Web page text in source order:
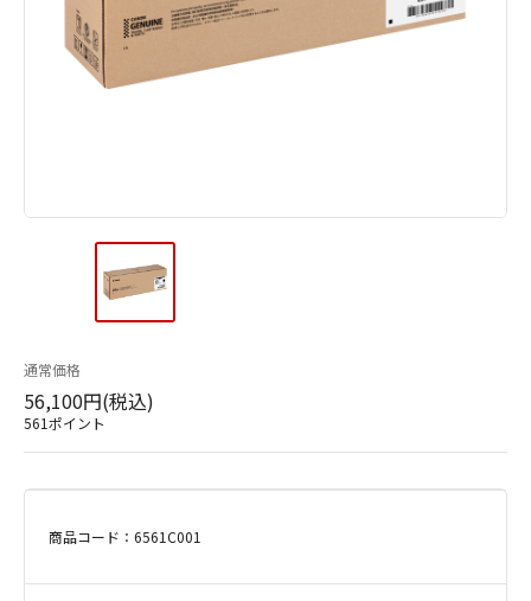
通常価格
56,100円(税込)
561ポイント
商品コード：6561C001